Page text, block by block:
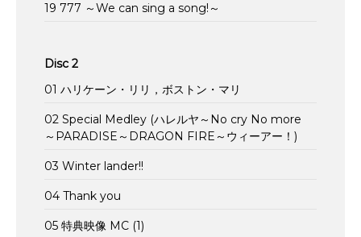
19 777 ～We can sing a song!～
Disc 2
01 ハリケーン・リリ，ボストン・マリ
02 Special Medley (ハレルヤ～No cry No more
～PARADISE～DRAGON FIRE～ウィーアー！)
03 Winter lander!!
04 Thank you
05 特典映像 MC (1)